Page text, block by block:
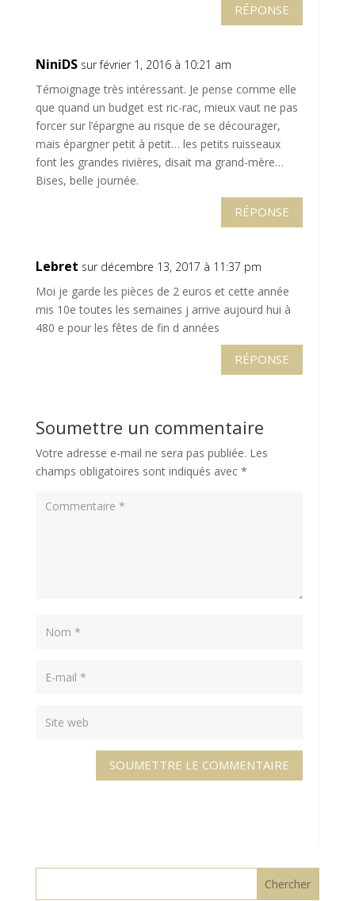
RÉPONSE
NiniDS sur février 1, 2016 à 10:21 am
Témoignage très intéressant. Je pense comme elle
que quand un budget est ric-rac, mieux vaut ne pas
forcer sur l’épargne au risque de se décourager,
mais épargner petit à petit… les petits ruisseaux
font les grandes rivières, disait ma grand-mère…
Bises, belle journée.
RÉPONSE
Lebret sur décembre 13, 2017 à 11:37 pm
Moi je garde les pièces de 2 euros et cette année
mis 10e toutes les semaines j arrive aujourd hui à
480 e pour les fêtes de fin d années
RÉPONSE
Soumettre un commentaire
Votre adresse e-mail ne sera pas publiée. Les
champs obligatoires sont indiqués avec *
SOUMETTRE LE COMMENTAIRE